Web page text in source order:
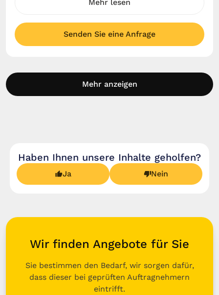
Mehr lesen
Senden Sie eine Anfrage
Mehr anzeigen
Haben Ihnen unsere Inhalte geholfen?
Ja Nein
Wir finden Angebote für Sie
Sie bestimmen den Bedarf, wir sorgen dafür,
dass dieser bei geprüften Auftragnehmern
eintrifft.